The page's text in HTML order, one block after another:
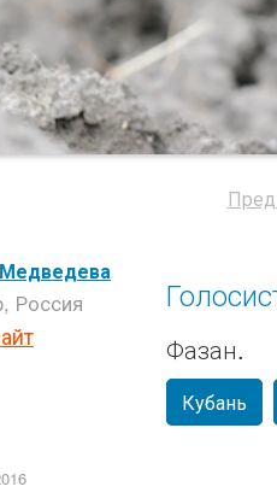
Россия
Фазан.
Кубань